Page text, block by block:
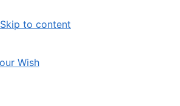
Skip to content